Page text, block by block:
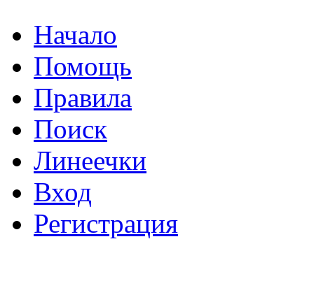
Начало
Помощь
Правила
Поиск
Линеечки
Вход
Регистрация